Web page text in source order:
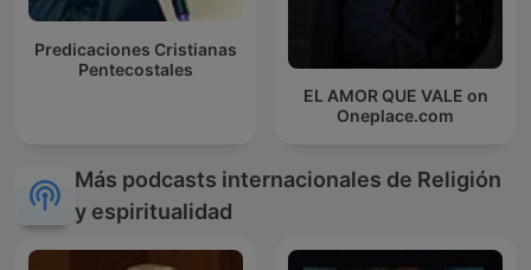
Predicaciones Cristianas
Pentecostales
EL AMOR QUE VALE on
Oneplace.com
Más podcasts internacionales de Religión
y espiritualidad